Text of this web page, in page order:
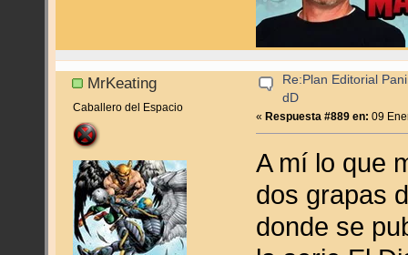
MrKeating
Caballero del Espacio
Re:Plan Editorial
dD
« Respuesta #889 en: 09
A mí lo que
dos grapas
donde se